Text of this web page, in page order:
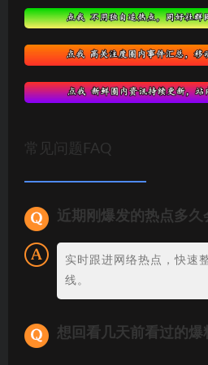
常见问题FAQ
近期刚爆发的热点多久
实时跟进网络热点，快速
线。
想回看几天前看过的爆